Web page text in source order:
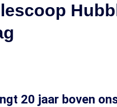
20 jaar boven